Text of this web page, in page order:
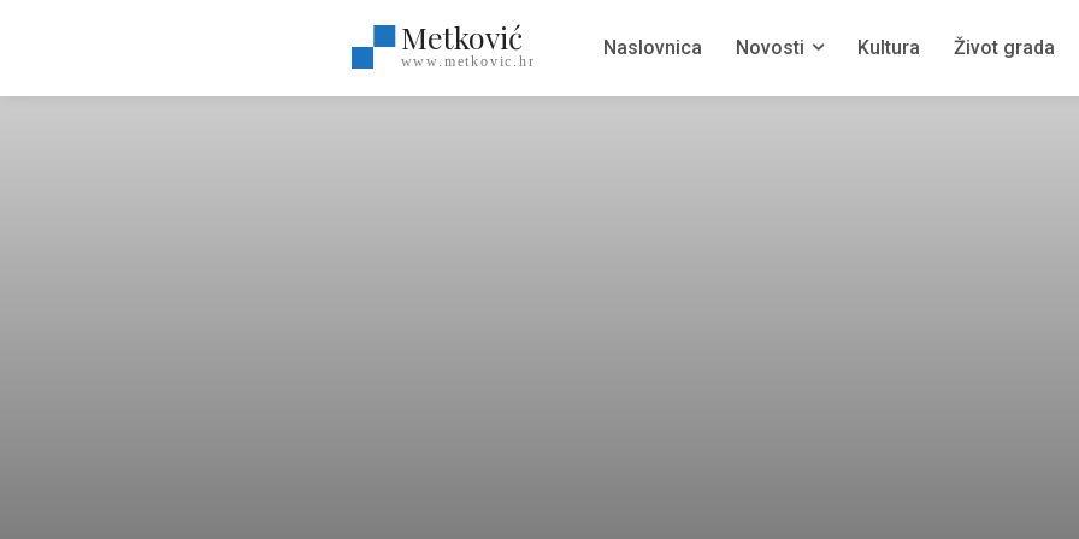
Metković
www.metkovic.hr
Naslovnica Novosti Kultura Život grada